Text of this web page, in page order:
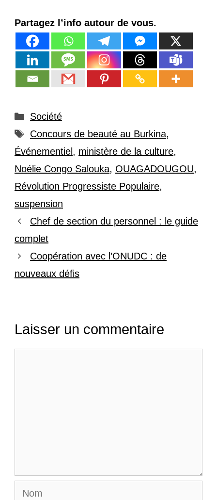
Partagez l’info autour de vous.
Catégories
Société
Étiquettes
Concours de beauté au Burkina,
Événementiel , ministère de la culture,
Noélie Congo Salouka, OUAGADOUGOU,
Révolution Progressiste Populaire,
suspension
Chef de section du personnel : le guide
complet
Coopération avec l’ONUDC : de
nouveaux défis
Laisser un commentaire
Nom